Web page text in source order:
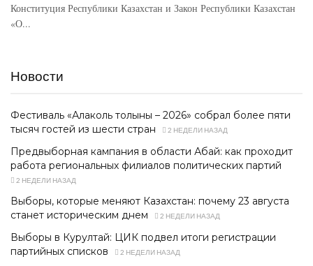
Конституция Республики Казахстан и Закон Республики Казахстан
«О...
Новости
Фестиваль «Алаколь толқыны – 2026» собрал более пяти
тысяч гостей из шести стран
2 НЕДЕЛИ НАЗАД
Предвыборная кампания в области Абай: как проходит
работа региональных филиалов политических партий
2 НЕДЕЛИ НАЗАД
Выборы, которые меняют Казахстан: почему 23 августа
станет историческим днем
2 НЕДЕЛИ НАЗАД
Выборы в Курултай: ЦИК подвел итоги регистрации
партийных списков
2 НЕДЕЛИ НАЗАД